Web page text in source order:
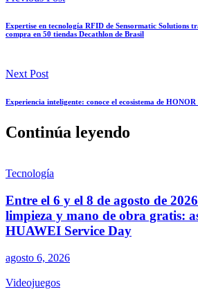
Expertise en tecnología RFID de Sensormatic Solutions
compra en 50 tiendas Decathlon de Brasil
Next Post
Experiencia inteligente: conoce el ecosistema de
Continúa leyendo
Tecnología
Entre el 6 y el 8 de agosto de
limpieza y mano de obra gratis:
HUAWEI Service Day
agosto 6, 2026
Videojuegos